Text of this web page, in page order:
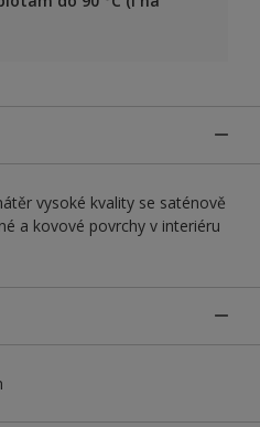
vysoké kvality se saténově
a kovové povrchy v interiéru